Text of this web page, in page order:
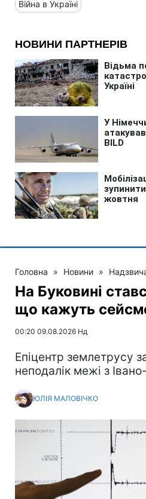
Війна в Україні
Головна » Новини »
На Буковині
що кажуть
00:20 09.08.2026 Нд
Епіцентр землетрусу
неподалік межі з
ЮЛІЯ МАЛОВІЧКО